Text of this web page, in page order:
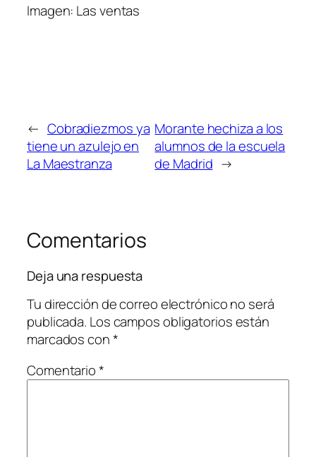
Imagen: Las ventas
← Cobradiezmos ya
tiene un azulejo en
La Maestranza
Morante hechiza a los
alumnos de la escuela
de Madrid →
Comentarios
Deja una respuesta
Tu dirección de correo electrónico no será
publicada. Los campos obligatorios están
marcados con*
Comentario*